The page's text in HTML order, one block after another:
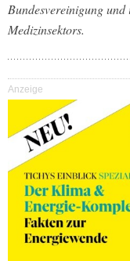
Bundesvereinigung
Medizinsektors.
Anzeige